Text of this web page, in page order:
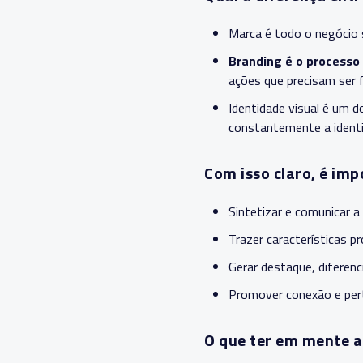
Marca é todo o
Branding é o
ações que precisam ser
Identidade visual é um
constantemente a
Com isso claro, é
Sintetizar e comunicar
Trazer características
Gerar destaque,
Promover conexão e
O que ter em mente